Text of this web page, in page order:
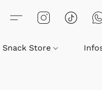
Snack Store